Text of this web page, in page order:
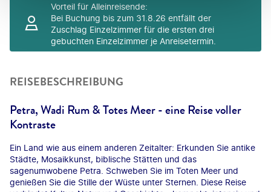
Vorteil für Alleinreisende:
Bei Buchung bis zum 31.8.26 entfällt der
Zuschlag Einzelzimmer für die ersten drei
gebuchten Einzelzimmer je Anreisetermin.
REISEBESCHREIBUNG
Petra, Wadi Rum & Totes Meer - eine Reise voller
Kontraste
Ein Land wie aus einem anderen Zeitalter: Erkunden Sie antike
Städte, Mosaikkunst, biblische Stätten und das
sagenumwobene Petra. Schweben Sie im Toten Meer und
genießen Sie die Stille der Wüste unter Sternen. Diese Reise